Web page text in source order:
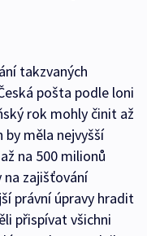
takzvaných
pošta podle loni
rok mohly činit až
by měla nejvyšší
na 500 milionů
na zajišťování
právní úpravy hradit
přispívat všichni